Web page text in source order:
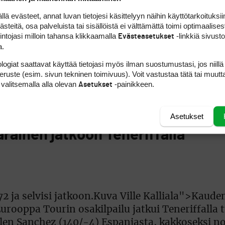
nousta kärkikymmenikköön,
vaatisi kaikkien aikojen kierrosta.
LET:n sivuilla oli Kuosalle värikoodein
muillakin suomalaisilla kolmannen
viidellä bogeylla tulokseksi tuli 77, sijoitus
pelasi itselleen varsin epätasaisen
yksi tupla. Viimevuotinen voittaja on
jatkoon Teneriffalla
ja selvisi jatkoon.Kuva Ville
Tourin osakilpailu jatkui Teneriffalla
Sanchez (140/-4) Espanjasta, kakkoseksi
evästeet, annat luvan tietojesi käsittelyyn näihin
osa palveluista tai sisällöistä ei välttämättä toimi
milloin tahansa klikkaamalla Evästeasetukset -linkkiä
saattavat käyttää tietojasi myös ilman suostumustasi, jos
(esim. sivun tekninen toimivuus). Voit vastustaa tätä tai
alla olevan Asetukset -painikkeen.
Asetukset